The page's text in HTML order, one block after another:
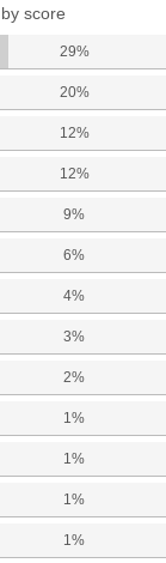
score
29%
20%
12%
12%
9%
6%
4%
3%
2%
1%
1%
1%
1%